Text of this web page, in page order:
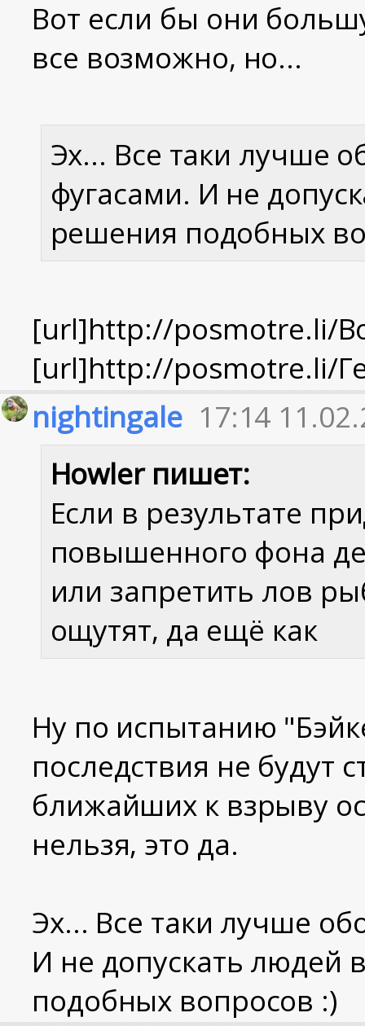
Вот если бы они
все возможно, но...
Эх... Все таки лучше
фугасами. И не
решения подобных
[url]http://posmotre.li/
[url]http://posmotre.li/
nightingale 17:14
Howler пишет:
Если в результате
повышенного фона
или запретить лов
ощутят, да ещё как
Ну по испытанию
последствия не будут
ближайших к взрыву
нельзя, это да.
Эх... Все таки лучше
И не допускать людей
подобных вопросов :)